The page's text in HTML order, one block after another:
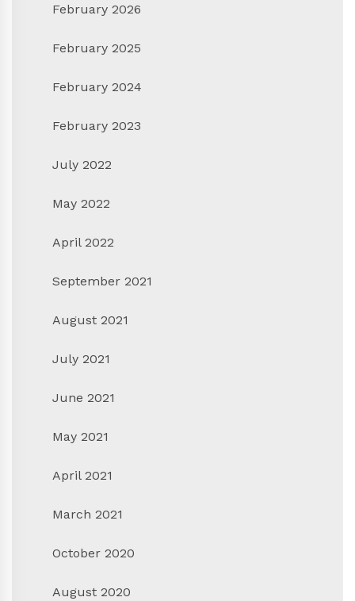
February 2026
February 2025
February 2024
February 2023
July 2022
May 2022
April 2022
September 2021
August 2021
July 2021
June 2021
May 2021
April 2021
March 2021
October 2020
August 2020